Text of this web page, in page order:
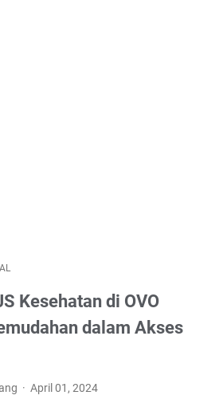
Kesehatan di OVO
dalam Akses
April 01, 2024